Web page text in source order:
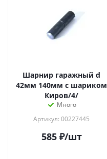
Шарнир гаражный d
42мм 140мм с шариком
Киров/4/
Много
Артикул: 00227445
585₽/шт